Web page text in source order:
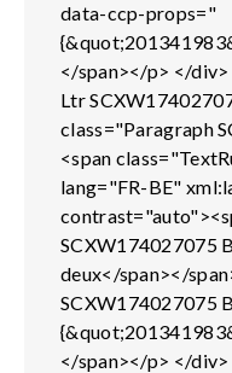
data-ccp-props="
</span></p> </
Ltr
class="Paragraph
<span
lang="FR-BE"
SCXW174027075
deux</span></
SCXW174027075
</span></p> </div>